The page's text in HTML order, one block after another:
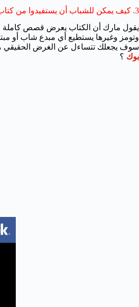
3. كيف يمكن للشباب أن يستفيدوا من كتاب الفيس بوك في تنفيذ شركاتهم الخاصة؟
يقول مارك أن الكتاب يعرض قصص
وتومز وغيرها يستطيع أي مبدع شاب أو
سوف يجعلك تتساءل عن الغرض الحقيقي من
بوك ؟